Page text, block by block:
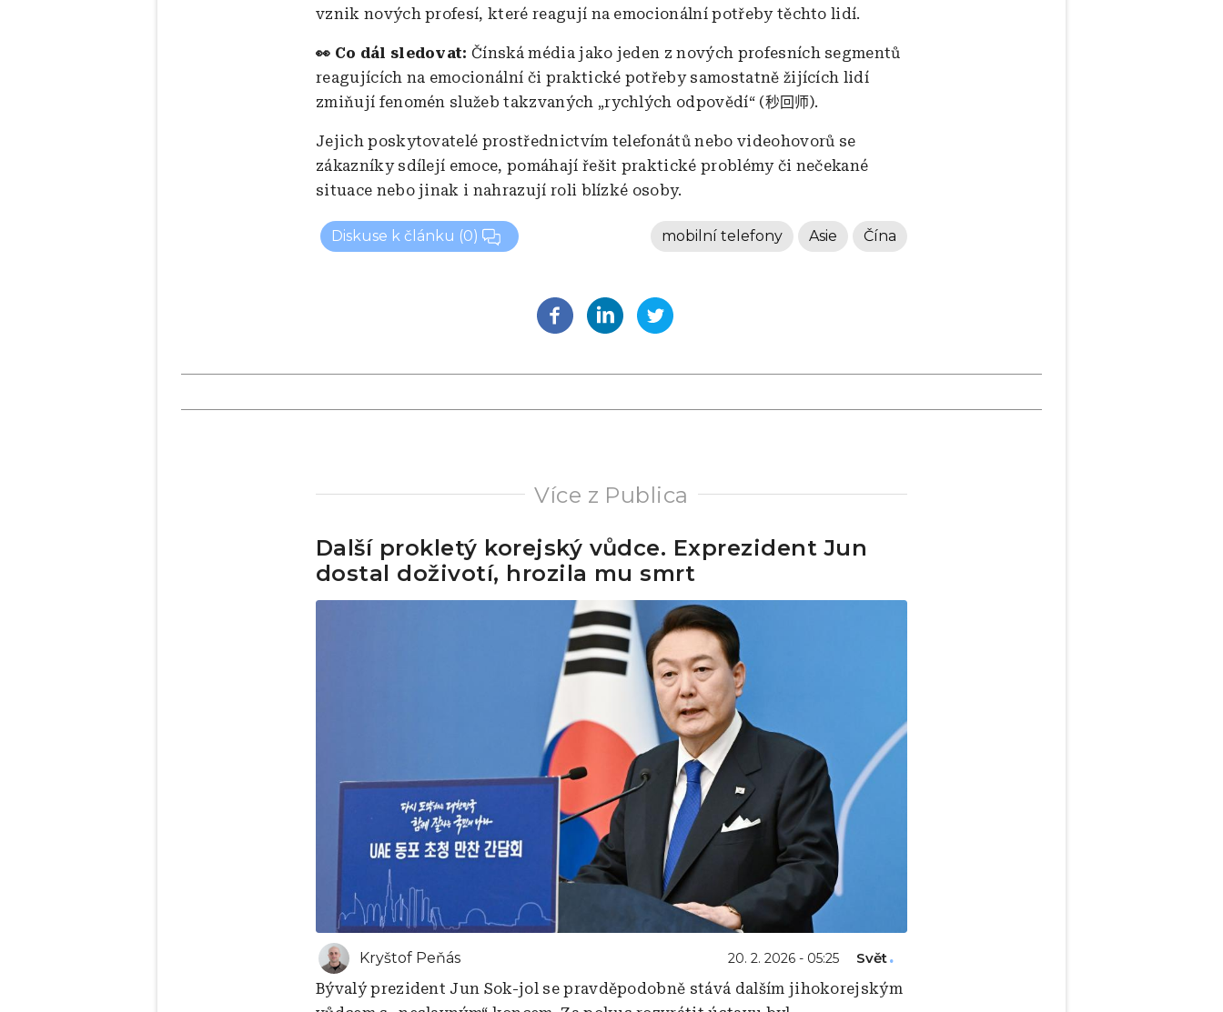
vznik nových profesí, které reagují na emocionální potřeby těchto lidí.
👀 Co dál sledovat:Čínská média jako jeden z nových profesních segmentů
reagujících na emocionální či praktické potřeby samostatně žijících lidí
zmiňují fenomén služeb takzvaných „rychlých odpovědí“ (秒回师).
Jejich poskytovatelé prostřednictvím telefonátů nebo videohovorů se
zákazníky sdílejí emoce, pomáhají řešit praktické problémy či nečekané
situace nebo jinak i nahrazují roli blízké osoby.
Diskuse k článku (0) Čína
Asie
mobilní telefony
Více z Publica
Další prokletý korejský vůdce. Exprezident Jun
dostal doživotí, hrozila mu smrt
Kryštof Peňás 20. 2. 2026 - 05:25
Svět
Bývalý prezident Jun Sok-jol se pravděpodobně stává dalším jihokorejským